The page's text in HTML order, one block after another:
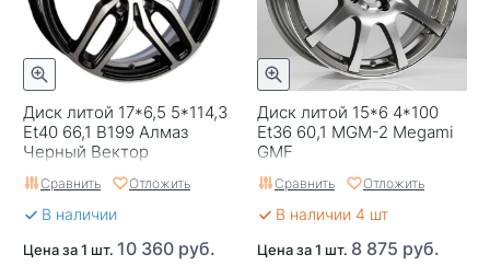
Replica
Диск литой 17*6,5 5*114,3
Et40 66,1 B199 Алмаз
Черный Вектор
Сравнить Отложить
В наличии
Цена за 1 шт. 10 360 руб.
Диск литой 15*6 4*100
Et36 60,1 MGM-2 Megami
GMF
Сравнить Отложить
В наличии 4 шт
Цена за 1 шт. 8 875 руб.